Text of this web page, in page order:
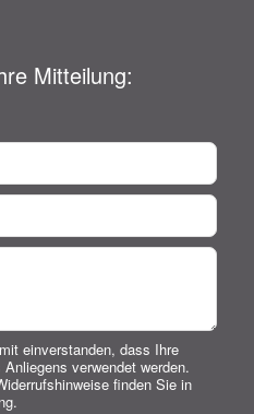
Mitteilung:
einverstanden, dass Ihre
verwendet werden.
finden Sie in